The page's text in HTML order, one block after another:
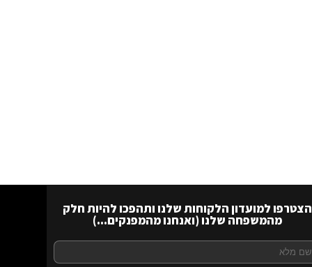
הצטרפו למועדון הלקוחות שלנו ותהפכו להיות חלק
מהמשפחה שלנו (ואנחנו מהמפנקים...)